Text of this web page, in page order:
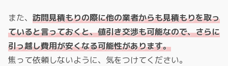
また、 訪問見積もりの際に他の業者からも見積もりを取っ
ていると言っておくと、値引き交渉も可能なので、さらに
引っ越し費用が安くなる可能性があります。
焦って依頼しないように、気をつけてください。